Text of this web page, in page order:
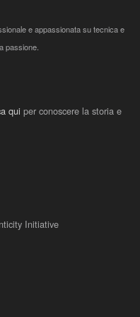
e appassionata su tecnica e
passione.
qui per conoscere la storia e
Initiative